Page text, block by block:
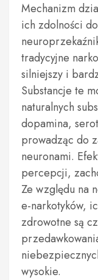
Mechanizm
ich zdolności
tradycyjne
silniejszy i
Substancje te
naturalnych
dopamina,
prowadząc do
neuronami.
percepcji,
Ze względu na
e-narkotyków,
zdrowotne są
wysokie.